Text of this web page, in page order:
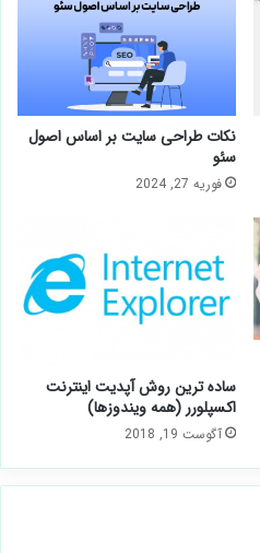
نکات طراحی سایت بر اساس اصول
سئو
فوریه 27, 2024
ساده ترین روش آپدیت اینترنت
اکسپلورر (همه ویندوزها)
آگوست 19, 2018